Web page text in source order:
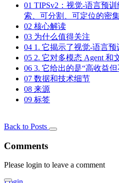
01 TIPSv2：视觉-语言预
索、可分割、可定位的密
02 核心解读
03 为什么值得关注
04 1. 它揭示了视觉-语言
05 2. 它对多模态 Agent 和
06 3. 它给出的是“高收益
07 数据和技术细节
08 来源
09 标签
Back to Posts
Comments
Please login to leave a comment